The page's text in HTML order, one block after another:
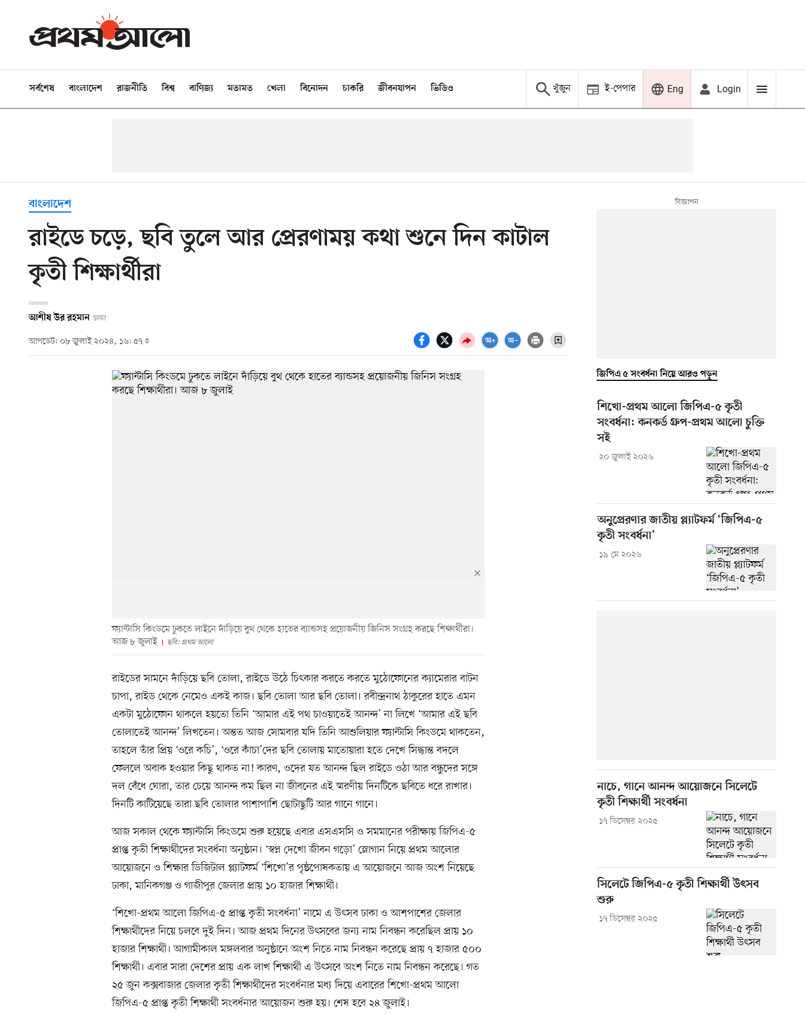
সর্বশেষ বাংলাদেশ রাজনীতি বিশ্ব বাণিজ্য মতামত খেলা বিনোদন চাকরি জীবনযাপন ভিডিও খুঁজুন ই-পেপার Eng Login
বাংলাদেশ
রাইডে চড়ে, ছবি তুলে আর প্রেরণাময় কথা শুনে দিন কাটাল
কৃতী শিক্ষার্থীরা
আশীষ উর রহমান ঢাকা
আপডেট: ০৮ জুলাই ২০২৪, ১৬: ৫৭
ফ্যান্টাসি কিংডমে ঢুকতে লাইনে দাঁড়িয়ে বুথ থেকে হাতের ব্যান্ডসহ প্রয়োজনীয় জিনিস সংগ্রহ করছে শিক্ষার্থীরা।
আজ ৮ জুলাই
ছবি: প্রথম আলো
রাইডের সামনে দাঁড়িয়ে ছবি তোলা, রাইডে উঠে চিৎকার করতে করতে মুঠোফোনের ক্যামেরার বাটন
চাপা, রাইড থেকে নেমেও একই কাজ। ছবি তোলা আর ছবি তোলা। রবীন্দ্রনাথ ঠাকুরের হাতে এমন
একটা মুঠোফোন থাকলে হয়তো তিনি ‘আমার এই পথ চাওয়াতেই আনন্দ’ না লিখে ‘আমার এই ছবি
তোলাতেই আনন্দ’ লিখতেন। অন্তত আজ সোমবার যদি তিনি আশুলিয়ার ফ্যান্টাসি কিংডমে থাকতেন,
তাহলে তাঁর প্রিয় ‘ওরে কচি’, ‘ওরে কাঁচা’দের ছবি তোলায় মাতোয়ারা হতে দেখে সিদ্ধান্ত বদলে
ফেললে অবাক হওয়ার কিছু থাকত না! কারণ, ওদের যত আনন্দ ছিল রাইডে ওঠা আর বন্ধুদের সঙ্গে
দল বেঁধে ঘোরা, তার চেয়ে আনন্দ কম ছিল না জীবনের এই স্মরণীয় দিনটিকে ছবিতে ধরে রাখার।
দিনটি কাটিয়েছে তারা ছবি তোলার পাশাপাশি ছোটাছুটি আর গানে গানে।
আজ সকাল থেকে ফ্যান্টাসি কিংডমে শুরু হয়েছে এবার এসএসসি ও সমমানের পরীক্ষায় জিপিএ-৫
প্রাপ্ত কৃতী শিক্ষার্থীদের সংবর্ধনা অনুষ্ঠান। ‘স্বপ্ন দেখো জীবন গড়ো’ স্লোগান নিয়ে প্রথম আলোর
আয়োজনে ও শিক্ষার ডিজিটাল প্ল্যাটফর্ম ‘শিখো’র পৃষ্ঠপোষকতায় এ আয়োজনে আজ অংশ নিয়েছে
ঢাকা, মানিকগঞ্জ ও গাজীপুর জেলার প্রায় ১০ হাজার শিক্ষার্থী।
‘শিখো-প্রথম আলো জিপিএ-৫ প্রাপ্ত কৃতী সংবর্ধনা’ নামে এ উৎসব ঢাকা ও আশপাশের জেলার
শিক্ষার্থীদের নিয়ে চলবে দুই দিন। আজ প্রথম দিনের উৎসবের জন্য নাম নিবন্ধন করেছিল প্রায় ১০
হাজার শিক্ষার্থী। আগামীকাল মঙ্গলবার অনুষ্ঠানে অংশ নিতে নাম নিবন্ধন করেছে প্রায় ৭ হাজার ৫০০
শিক্ষার্থী। এবার সারা দেশের প্রায় এক লাখ শিক্ষার্থী এ উৎসবে অংশ নিতে নাম নিবন্ধন করেছে। গত
২৫ জুন কক্সবাজার জেলার কৃতী শিক্ষার্থীদের সংবর্ধনার মধ্য দিয়ে এবারের শিখো-প্রথম আলো
জিপিএ-৫ প্রাপ্ত কৃতী শিক্ষার্থী সংবর্ধনার আয়োজন শুরু হয়। শেষ হবে ২৪ জুলাই।
জিপিএ ৫ সংবর্ধনা নিয়ে আরও পড়ুন
শিখো-প্রথম আলো জিপিএ-৫ কৃতী
সংবর্ধনা: কনকর্ড গ্রুপ-প্রথম আলো চুক্তি
সই
২০ জুলাই ২০২৬
অনুপ্রেরণার জাতীয় প্ল্যাটফর্ম ‘জিপিএ-৫
কৃতী সংবর্ধনা’
১৯ মে ২০২৬
নাচে, গানে আনন্দ আয়োজনে সিলেটে
কৃতী শিক্ষার্থী সংবর্ধনা
১৭ ডিসেম্বর ২০২৫
সিলেটে জিপিএ-৫ কৃতী শিক্ষার্থী উৎসব
শুরু
১৭ ডিসেম্বর ২০২৫